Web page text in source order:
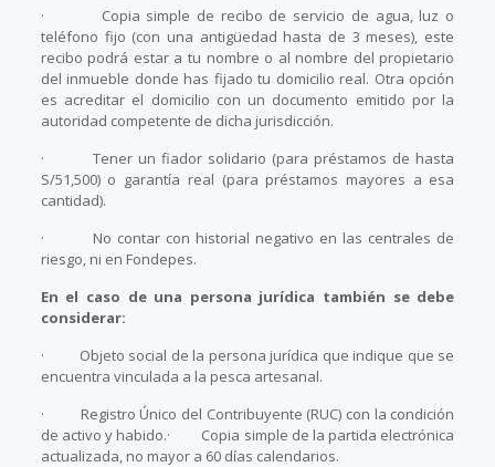
· Copia simple de recibo de servicio de agua, luz o
teléfono fijo (con una antigüedad hasta de 3 meses), este
recibo podrá estar a tu nombre o al nombre del propietario
del inmueble donde has fijado tu domicilio real. Otra opción
es acreditar el domicilio con un documento emitido por la
autoridad competente de dicha jurisdicción.
· Tener un fiador solidario (para préstamos de hasta
S/51,500) o garantía real (para préstamos mayores a esa
cantidad).
· No contar con historial negativo en las centrales de
riesgo, ni en Fondepes.
En el caso de una persona jurídica también se debe
considerar:
· Objeto social de la persona jurídica que indique que se
encuentra vinculada a la pesca artesanal.
· Registro Único del Contribuyente (RUC) con la condición
de activo y habido.· Copia simple de la partida electrónica
actualizada, no mayor a 60 días calendarios.